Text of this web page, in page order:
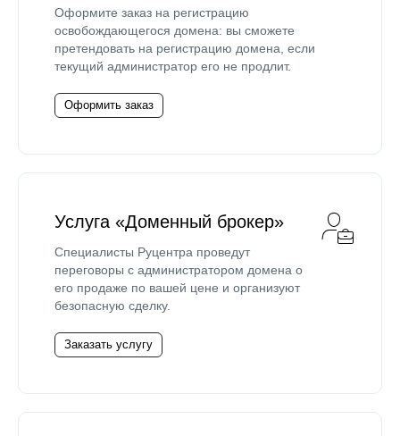
Оформите заказ на регистрацию
освобождающегося домена: вы сможете
претендовать на регистрацию домена, если
текущий администратор его не продлит.
Оформить заказ
Услуга «Доменный брокер»
Специалисты Руцентра проведут
переговоры с администратором домена о
его продаже по вашей цене и организуют
безопасную сделку.
Заказать услугу